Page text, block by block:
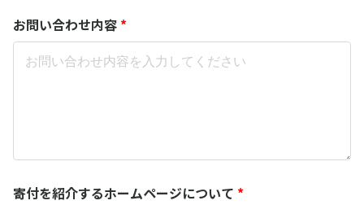
お問い合わせ内容 *
寄付を紹介するホームページについて *